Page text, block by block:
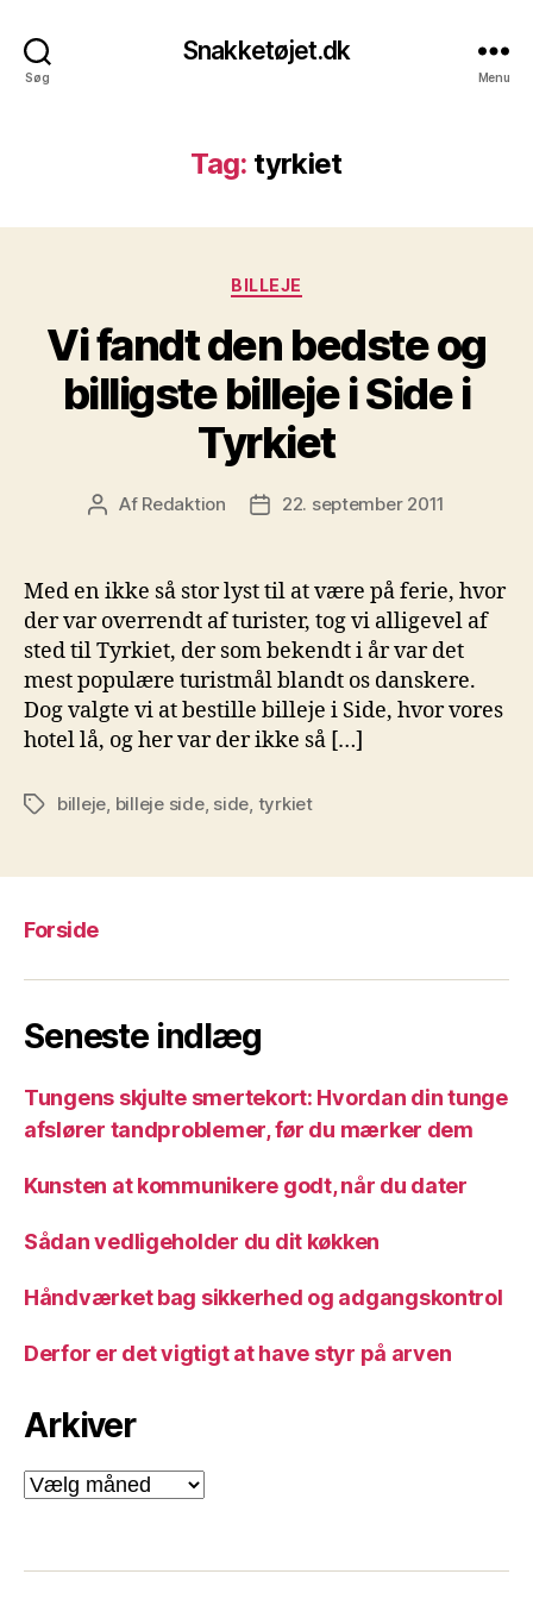
Søg
Snakketøjet.dk
Menu
Tag: tyrkiet
Kategorier
BILLEJE
Vi fandt den bedste og
billigste billeje i Side i
Tyrkiet
Indlægsforfatter
Af Redaktion Indlægsdato
22. september 2011
Med en ikke så stor lyst til at være på ferie, hvor
der var overrendt af turister, tog vi alligevel af
sted til Tyrkiet, der som bekendt i år var det
mest populære turistmål blandt os danskere.
Dog valgte vi at bestille billeje i Side, hvor vores
hotel lå, og her var der ikke så […]
Tagsbilleje billeje side, side tyrkiet
Forside
Seneste indlæg
Tungens skjulte smertekort: Hvordan din tunge
afslører tandproblemer, før du mærker dem
Kunsten at kommunikere godt, når du dater
Sådan vedligeholder du dit køkken
Håndværket bag sikkerhed og adgangskontrol
Derfor er det vigtigt at have styr på arven
Arkiver
Arkiver